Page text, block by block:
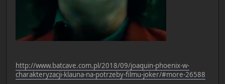
http://www.batcave.com.pl/2018/09/joaquin-phoenix-w-
charakteryzacji-klauna-na-potrzeby-filmu-joker/#more-26588